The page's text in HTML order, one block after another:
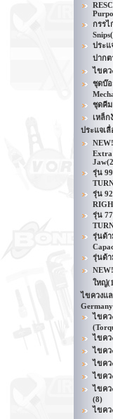
กรรไ
Snips
ประแ
ปากต
ไขคว
ชุดบ๊อ
ชุดคี
เหล็ก
ประแจเ
Extra
Jaw
รุ่น
รุ่น
รุ่น
รุ่นด้า
รุ่นด้
ใหญ่
ไขควงแ
Germany
ไขคว
ไขคว
ไขคว
ไขคว
ไขคว
ไขคว
(8)
ไขคว